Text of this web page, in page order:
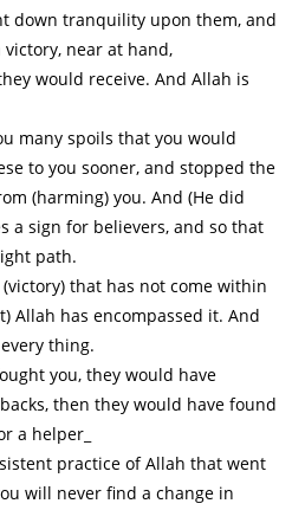
down tranquility upon them, and
near at hand,
would receive. And Allah is
many spoils that you would
to you sooner, and stopped the
(harming) you. And (He did
a sign for believers, and so that
path.
that has not come within
Allah has encompassed it. And
thing.
you, they would have
then they would have found
a helper_
practice of Allah that went
will never find a change in